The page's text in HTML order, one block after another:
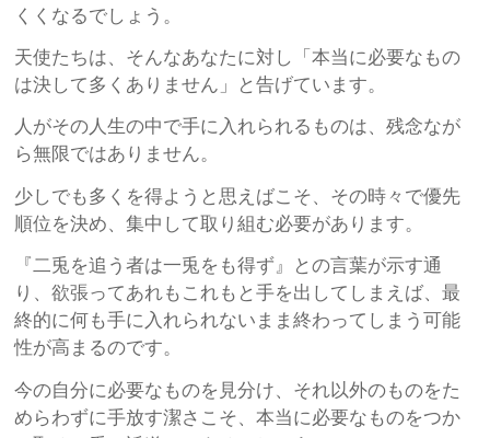
くくなるでしょう。
天使たちは、そんなあなたに対し「本当に必要なもの
は決して多くありません」と告げています。
人がその人生の中で手に入れられるものは、残念なが
ら無限ではありません。
少しでも多くを得ようと思えばこそ、その時々で優先
順位を決め、集中して取り組む必要があります。
『二兎を追う者は一兎をも得ず』との言葉が示す通
り、欲張ってあれもこれもと手を出してしまえば、最
終的に何も手に入れられないまま終わってしまう可能
性が高まるのです。
今の自分に必要なものを見分け、それ以外のものをた
めらわずに手放す潔さこそ、本当に必要なものをつか